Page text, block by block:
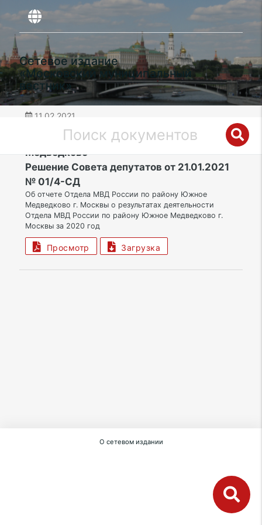
Сетевое издание
«Московский муниципальный
вестник»
11.02.2021
СВАО | Муниципальный округ Южное
Медведково
Решение Совета депутатов от 21.01.2021
№ 01/4-СД
Об отчете Отдела МВД России по району Южное
Медведково г. Москвы о результатах деятельности
Отдела МВД России по району Южное Медведково г.
Москвы за 2020 год
Просмотр Загрузка
О сетевом издании